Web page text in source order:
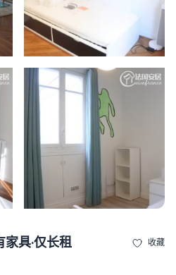
家具·仅长租 收藏